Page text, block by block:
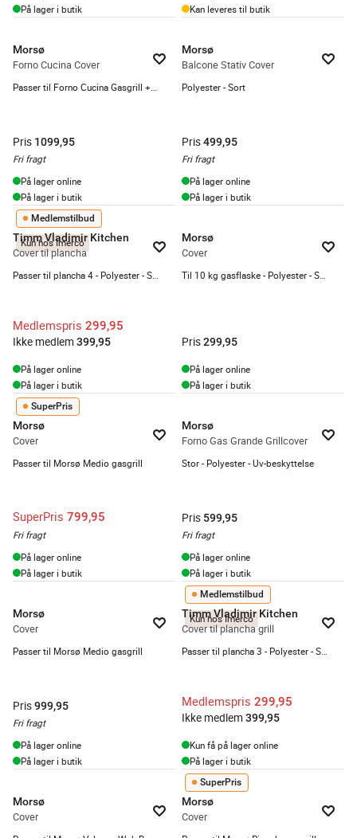
På lager i butik
Kan leveres til butik
Morsø
Forno Cucina Cover
Pris 1099,95
Fri fragt
På lager online
På lager i butik
Morsø
Balcone Stativ Cover
Polyester - Sort
Pris499,95
Fri fragt
På lager online
På lager i butik
Kun hos Imerco
Medlemstilbud
Timm Vladimir Kitchen
Cover til plancha
Medlemspris 299,95
Ikke medlem 399,95
På lager online
På lager i butik
Morsø
Cover
Pris299,95
På lager online
På lager i butik
SuperPris
Morsø
Cover
Passer til Morsø Medio gasgrill
SuperPris 799,95
Fri fragt
På lager online
På lager i butik
Morsø
Forno Gas Grande Grillcover
Stor - Polyester - Uv-beskyttelse
Pris 599,95
Fri fragt
På lager online
På lager i butik
Morsø
Cover
Passer til Morsø Medio gasgrill
Pris999,95
Fri fragt
På lager online
På lager i butik
Kun hos Imerco
Medlemstilbud
Timm Vladimir Kitchen
Cover til plancha grill
Medlemspris 299,95
Ikke medlem 399,95
Kun få på lager online
På lager i butik
Morsø
Cover
SuperPris
Morsø
Cover